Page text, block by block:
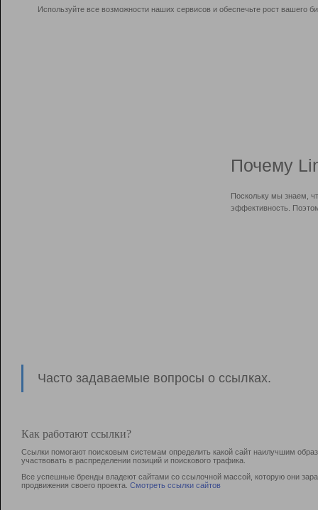
Используйте все возможности наших сервисов и обеспечьте рост вашего
Почему
Поскольку мы знаем,
эффективность.
Часто задаваемые вопросы о ссылках.
Как работают ссылки?
Ссылки помогают поисковым системам определить какой сайт наилучшим
участвовать в раcпределении позиций и поискового трафика.
Все успешные бренды владеют сайтами со ссылочной массой, которую они
продвижения своего проекта. Смотреть ссылки сайтов